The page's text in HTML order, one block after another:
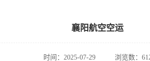
襄阳航空空运
时间：2025-07-29 浏览数：